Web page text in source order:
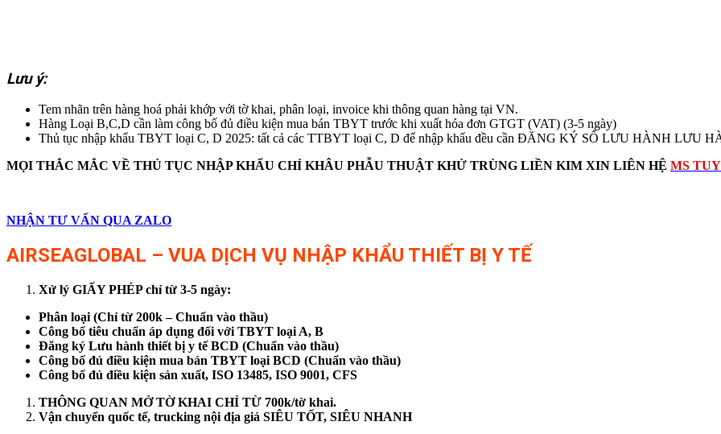
Lưu ý:
Tem nhãn trên hàng hoá phải khớp với tờ khai, phân loại, invoice khi thông quan hàng tại VN.
Hàng Loại B,C,D cần làm công bố đủ điều kiện mua bán TBYT trước khi xuất hóa đơn GTGT (VAT) (3-5 ngày)
Thủ tục nhập khẩu TBYT loại C, D 2025: tất cả các TTBYT loại C, D để nhập khẩu đều cần ĐĂNG KÝ SỐ LƯU HÀNH LƯU
MỌI THẮC MẮC VỀ THỦ TỤC NHẬP KHẨU CHỈ KHÂU PHẪU THUẬT KHỬ TRÙNG LIỀN KIM XIN LIÊN HỆ MS
NHẬN TƯ VẤN QUA ZALO
AIRSEAGLOBAL – VUA DỊCH VỤ NHẬP KHẨU THIẾT BỊ Y TẾ
Xử lý GIẤY PHÉP chỉ từ 3-5 ngày:
Phân loại (Chỉ từ 200k – Chuẩn vào thầu)
Công bố tiêu chuẩn áp dụng đối với TBYT loại A, B
Đăng ký Lưu hành thiết bị y tế BCD (Chuẩn vào thầu)
Công bố đủ điều kiện mua bán TBYT loại BCD (Chuẩn vào thầu)
Công bố đủ điều kiện sản xuất, ISO 13485, ISO 9001, CFS
THÔNG QUAN MỞ TỜ KHAI CHỈ TỪ 700k/tờ khai.
Vận chuyển quốc tế, trucking nội địa giá SIÊU TỐT, SIÊU NHANH